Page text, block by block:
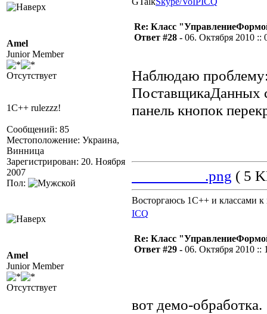
Amel
Junior Member
Отсутствует
1С++ rulezzz!
Сообщений: 85
Местоположение: Украина,
Винница
Зарегистрирован: 20. Ноября
2007
Пол:
Re: Класс
Ответ #28 - 06. Октября 2010 ::
Наблюдаю проблему:
ПоставщикаДанных
панель кнопок
_________.png ( 5
Восторгаюсь 1С++ и классами к
ICQ
Amel
Junior Member
Отсутствует
Re: Класс
Ответ #29 - 06. Октября 2010 ::
вот демо-обработка.